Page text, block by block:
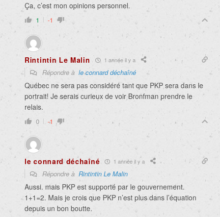
Ça, c’est mon opinions personnel.
1 -1
Rintintin Le Malin 1 année il y a
Répondre à le connard déchaîné
Québec ne sera pas considéré tant que PKP sera dans le
portrait! Je serais curieux de voir Bronfman prendre le
relais.
0 -1
le connard déchaîné 1 année il y a
Répondre à Rintintin Le Malin
Aussi. mais PKP est supporté par le gouvernement.
1+1=2. Mais je crois que PKP n’est plus dans l’équation
depuis un bon boutte.